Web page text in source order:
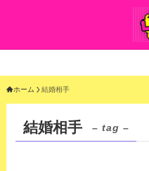
ホーム 結婚相手
結婚相手 – tag –